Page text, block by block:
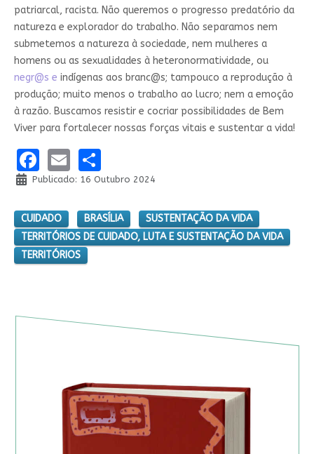
patriarcal, racista. Não queremos o progresso predatório da
natureza e explorador do trabalho. Não separamos nem
submetemos a natureza à sociedade, nem mulheres a
homens ou as sexualidades à heteronormatividade, ou
negr@s e indígenas aos branc@s; tampouco a reprodução à
produção; muito menos o trabalho ao lucro; nem a emoção
à razão. Buscamos resistir e cocriar possibilidades de Bem
Viver para fortalecer nossas forças vitais e sustentar a vida!
Facebook
EmailShare
Publicado: 16 Outubro 2024
CUIDADO BRASÍLIA
SUSTENTAÇÃO DA VIDA
TERRITÓRIOS DE CUIDADO, LUTA E SUSTENTAÇÃO DA VIDA
TERRITÓRIOS